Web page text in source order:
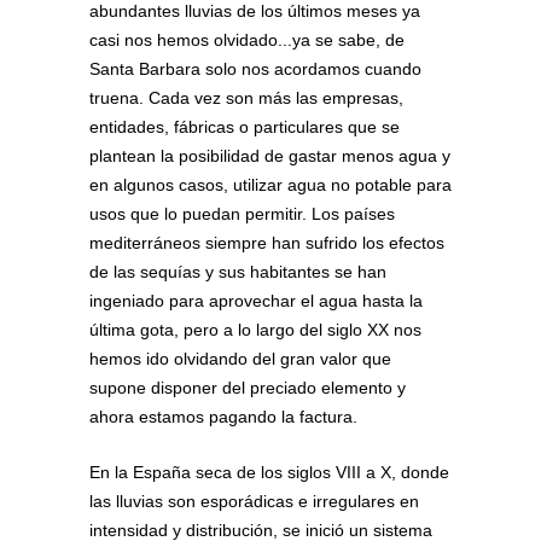
abundantes lluvias de los últimos meses ya
casi nos hemos olvidado...ya se sabe, de
Santa Barbara solo nos acordamos cuando
truena. Cada vez son más las empresas,
entidades, fábricas o particulares que se
plantean la posibilidad de gastar menos agua y
en algunos casos, utilizar agua no potable para
usos que lo puedan permitir. Los países
mediterráneos siempre han sufrido los efectos
de las sequías y sus habitantes se han
ingeniado para aprovechar el agua hasta la
última gota, pero a lo largo del siglo XX nos
hemos ido olvidando del gran valor que
supone disponer del preciado elemento y
ahora estamos pagando la factura.
En la España seca de los siglos VIII a X, donde
las lluvias son esporádicas e irregulares en
intensidad y distribución, se inició un sistema